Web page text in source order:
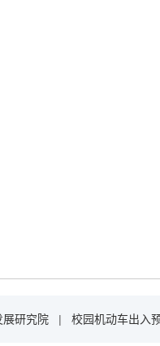
展研究院 | 校园机动车出入